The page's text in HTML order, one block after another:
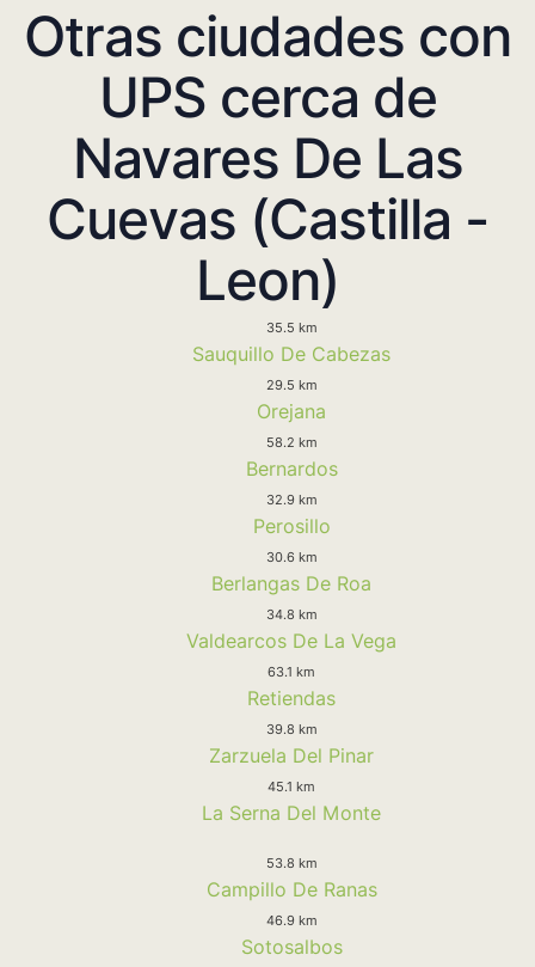
Otras ciudades con
UPS cerca de
Navares De Las
Cuevas (Castilla -
Leon)
35.5 km
Sauquillo De Cabezas
29.5 km
Orejana
58.2 km
Bernardos
32.9 km
Perosillo
30.6 km
Berlangas De Roa
34.8 km
Valdearcos De La Vega
63.1 km
Retiendas
39.8 km
Zarzuela Del Pinar
45.1 km
La Serna Del Monte
53.8 km
Campillo De Ranas
46.9 km
Sotosalbos